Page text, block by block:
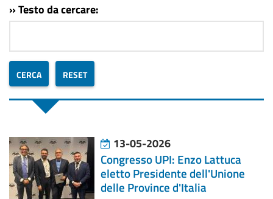
» Testo da cercare:
13-05-2026
Congresso UPI: Enzo Lattuca
eletto Presidente dell'Unione
delle Province d'Italia